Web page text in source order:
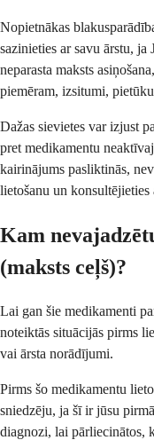
Nopietnākas
sazinieties ar savu ārstu, ja
neparasta maksts
piemēram, izsitumi,
Dažas sievietes var izjust
pret medikamentu
kairinājums pasliktinās,
lietošanu un konsultējieties
Kam
(maksts ceļš)?
Lai gan šie medikamenti
noteiktās situācijās pirms
vai ārsta norādījumi.
Pirms šo medikamentu
sniedzēju, ja šī ir jūsu
diagnozi, lai pārliecinātos,